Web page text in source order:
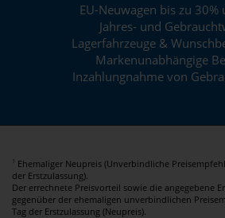
EU-Neuwagen bis zu 30%
Jahres- und
Lagerfahrzeuge &
Markenunabhängige
Inzahlungnahme von
1
Ehemaliger Neupreis (Unverbindliche
der Erstzulassung).
Der errechnete Preisvorteil sowie die angegebene
gegenüber der ehemaligen unverbindlichen
Tag der Erstzulassung (Neupreis).